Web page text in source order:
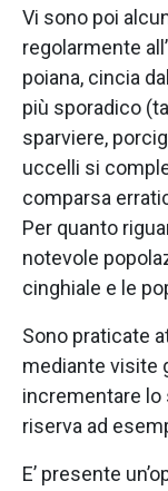
Vi sono poi
regolarmente
poiana, cincia
più sporadico
sparviere,
uccelli si
comparsa
Per quanto
notevole
cinghiale e le
Sono praticate
mediante visite
incrementare
riserva ad
E’ presente